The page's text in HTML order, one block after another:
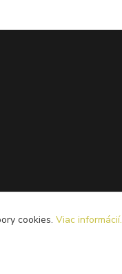
cookies. Viac informácií.